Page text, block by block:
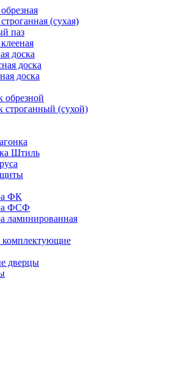
(сухая)
паз
доска
доска
доска
обрезной
строганный (сухой)
Штиль
ФК
ФСФ
ламинированная
дверцы